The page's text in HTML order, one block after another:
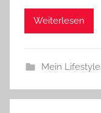
Weiterlesen
Mein Lifestyle